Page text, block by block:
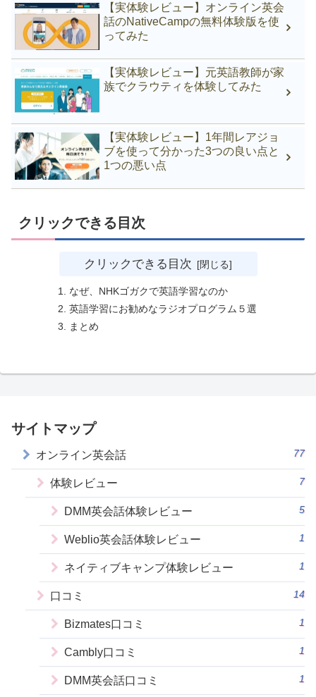
【実体験レビュー】オンライン英会
話のNativeCampの無料体験版を使
ってみた
【実体験レビュー】元英語教師が家
族でクラウティを体験してみた
【実体験レビュー】1年間レアジョ
ブを使って分かった3つの良い点と
1つの悪い点
クリックできる目次
クリックできる目次
なぜ、NHKゴガクで英語学習なのか
英語学習にお勧めなラジオプログラム５選
まとめ
サイトマップ
オンライン英会話 77
体験レビュー 7
DMM英会話体験レビュー 5
Weblio英会話体験レビュー 1
ネイティブキャンプ体験レビュー 1
口コミ 14
Bizmates口コミ 1
Cambly口コミ 1
DMM英会話口コミ 1